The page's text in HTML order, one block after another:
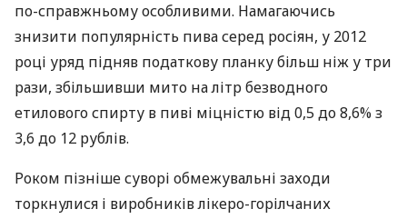
по-справжньому особливими. Намагаючись
знизити популярність пива серед росіян, у 2012
році уряд підняв податкову планку більш ніж у три
рази, збільшивши мито на літр безводного
етилового спирту в пиві міцністю від 0,5 до 8,6% з
3,6 до 12 рублів.
Роком пізніше суворі обмежувальні заходи
торкнулися і виробників лікеро-горілчаних